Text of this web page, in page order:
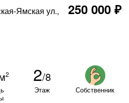
Ямская ул.,
250 000 ₽
2 2/8
Этаж Собственник